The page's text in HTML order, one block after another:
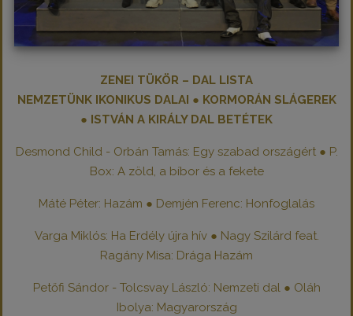
ZENEI TÜKÖR – DAL LISTA
NEMZETÜNK IKONIKUS DALAI ● KORMORÁN SLÁGEREK
● ISTVÁN A KIRÁLY DAL BETÉTEK
Desmond Child - Orbán Tamás: Egy szabad országért ● P.
Box: A zöld, a bíbor és a fekete
Máté Péter: Hazám ● Demjén Ferenc: Honfoglalás
Varga Miklós: Ha Erdély újra hív ● Nagy Szilárd feat.
Ragány Misa: Drága Hazám
Petőfi Sándor - Tolcsvay László: Nemzeti dal ● Oláh
Ibolya: Magyarország